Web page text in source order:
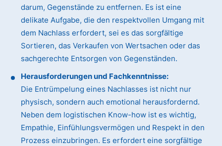
darum, Gegenstände zu entfernen. Es ist eine
delikate Aufgabe, die den respektvollen Umgang mit
dem Nachlass erfordert, sei es das sorgfältige
Sortieren, das Verkaufen von Wertsachen oder das
sachgerechte Entsorgen von Gegenständen.
Herausforderungen und Fachkenntnisse:
Die Entrümpelung eines Nachlasses ist nicht nur
physisch, sondern auch emotional herausfordernd.
Neben dem logistischen Know-how ist es wichtig,
Empathie, Einfühlungsvermögen und Respekt in den
Prozess einzubringen. Es erfordert eine sorgfältige